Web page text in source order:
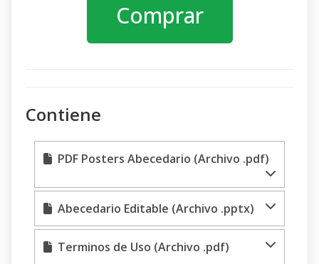
Comprar
Contiene
PDF Posters Abecedario (Archivo .pdf)
Abecedario Editable (Archivo .pptx)
Terminos de Uso (Archivo .pdf)